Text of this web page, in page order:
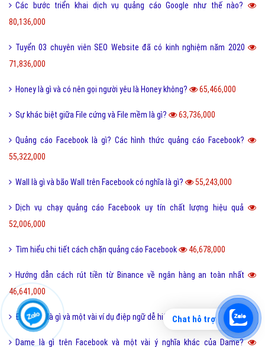
Các bước triển khai dịch vụ quảng cáo Google như thế nào?
80,136,000
Tuyển 03 chuyên viên SEO Website đã có kinh nghiệm năm 2020
71,836,000
Honey là gì và có nên gọi người yêu là Honey không? 65,466,000
Sự khác biệt giữa File cứng và File mềm là gì? 63,736,000
Quảng cáo Facebook là gì? Các hình thức quảng cáo Facebook?
55,322,000
Wall là gì và bão Wall trên Facebook có nghĩa là gì? 55,243,000
Dịch vụ chạy quảng cáo Facebook uy tín chất lượng hiệu quả
52,006,000
Tìm hiểu chi tiết cách chặn quảng cáo Facebook 46,678,000
Hướng dẫn cách rút tiền từ Binance về ngân hàng an toàn nhất
46,641,000
Điệp ngữ là gì và một vài ví dụ điệp ngữ dễ hiểu? 44,701,000
Dame là gì trên Facebook và một vài ý nghĩa khác của Dame?
Chat hỗ trợ